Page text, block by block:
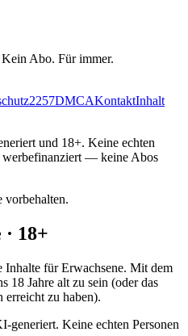
Abo. Für immer.
2257DMCAKontaktInhalt
und 18+. Keine echten
werbefinanziert — keine Abos
vorbehalten.
18+
für Erwachsene. Mit dem
18 Jahre alt zu sein (oder das
zu haben).
Keine echten Personen